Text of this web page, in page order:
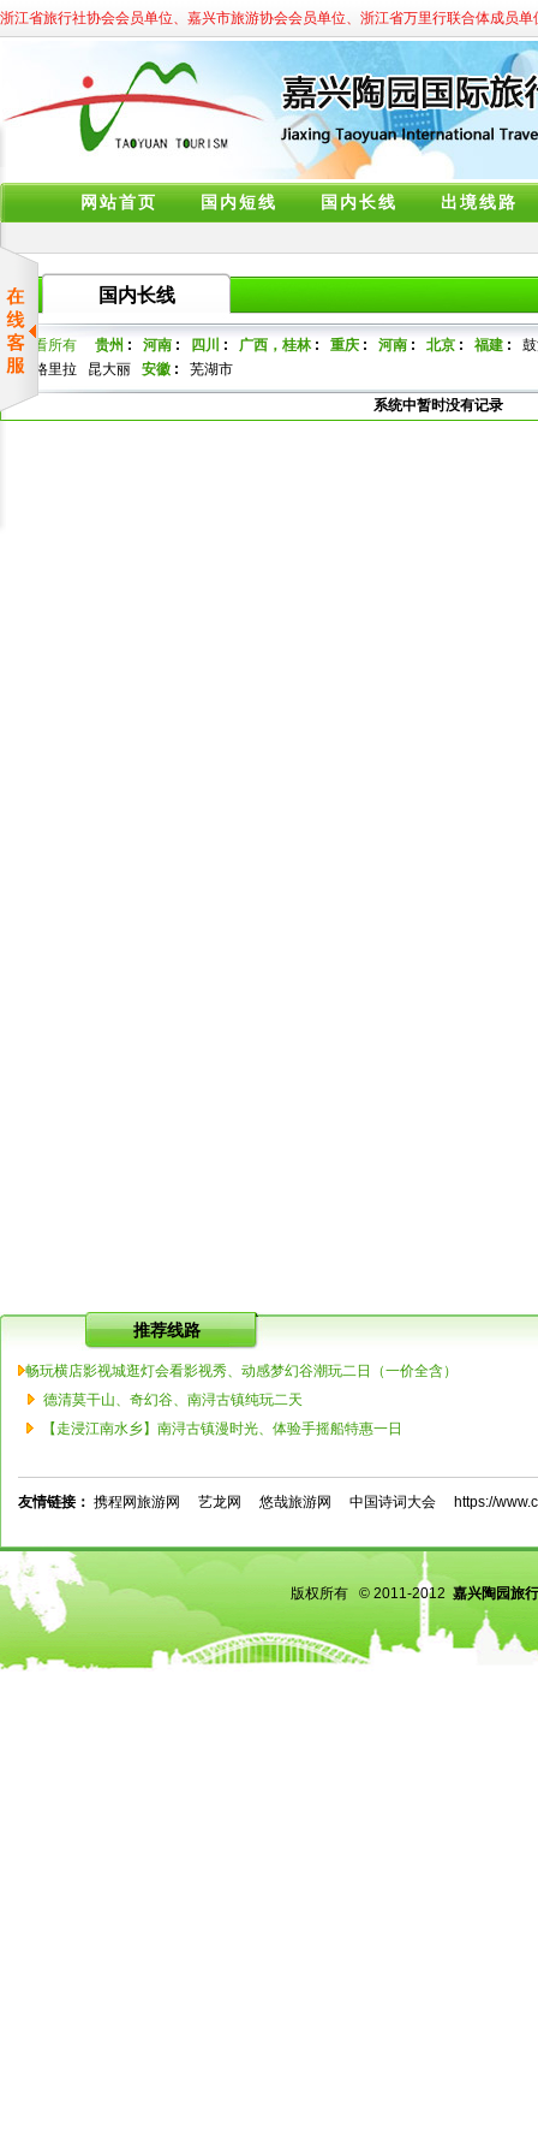
浙江省旅行社协会会员单位、嘉兴市旅游协会会员单位、浙江省万里行联合体成员
网站首页 国内短线 国内长线 出境线路
国内长线
查看所有 贵州 : 河南 : 四川 : 广西，桂林: 重庆 : 河南 : 北京 : 福建 :
香格里拉
昆大丽 安徽 : 芜湖市
系统中暂时没有记录
推荐线路
畅玩横店影视城逛灯会看影视秀、动感梦幻谷潮玩二日（一价全含）
德清莫干山、奇幻谷、南浔古镇纯玩二天
【走浸江南水乡】南浔古镇漫时光、体验手摇船特惠一日
友情链接： 携程网旅游网 艺龙网 悠哉旅游网 中国诗词大会 https://
版权所有 © 2011-2012 嘉兴陶园旅